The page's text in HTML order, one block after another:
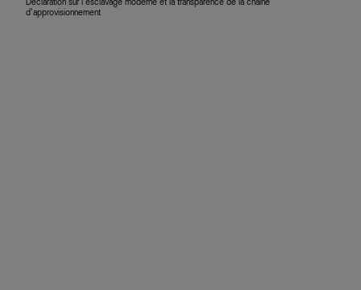
Déclaration sur l’esclavage moderne et la transparence de la chaîne
d’approvisionnement